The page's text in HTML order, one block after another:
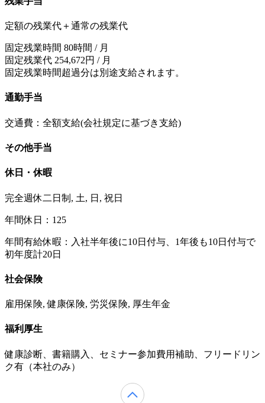
定額の残業代＋通常の残業代
固定残業時間 80時間 / 月
固定残業代 254,672円 / 月
固定残業時間超過分は別途支給されます。
通勤手当
交通費：全額支給(会社規定に基づき支給)
その他手当
休日・休暇
完全週休二日制, 土, 日, 祝日
年間休日：125
年間有給休暇：入社半年後に10日付与、1年後も10日付与で
初年度計20日
社会保険
雇用保険, 健康保険, 労災保険, 厚生年金
福利厚生
健康診断、書籍購入、セミナー参加費用補助、フリードリン
ク有（本社のみ）